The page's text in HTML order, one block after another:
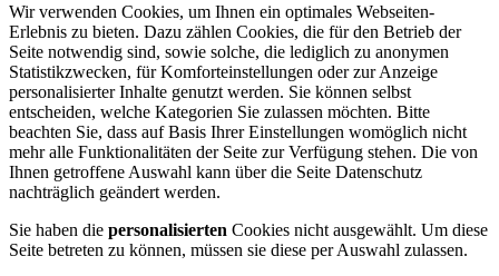
Wir verwenden Cookies, um Ihnen ein optimales Webseiten-
Erlebnis zu bieten. Dazu zählen Cookies, die für den Betrieb der
Seite notwendig sind, sowie solche, die lediglich zu anonymen
Statistikzwecken, für Komforteinstellungen oder zur Anzeige
personalisierter Inhalte genutzt werden. Sie können selbst
entscheiden, welche Kategorien Sie zulassen möchten. Bitte
beachten Sie, dass auf Basis Ihrer Einstellungen womöglich nicht
mehr alle Funktionalitäten der Seite zur Verfügung stehen. Die von
Ihnen getroffene Auswahl kann über die Seite Datenschutz
nachträglich geändert werden.
Sie haben die personalisierten Cookies nicht ausgewählt. Um diese
Seite betreten zu können, müssen sie diese per Auswahl zulassen.